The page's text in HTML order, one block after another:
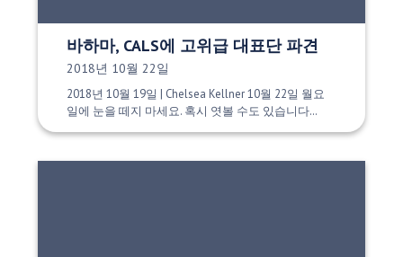
바하마, CALS에 고위급 대표단 파견
게시 날짜:
2018년 10월 22일
2018년 10월 19일 | Chelsea Kellner 10월 22일 월요
일에 눈을 떼지 마세요. 혹시 엿볼 수도 있습니다…